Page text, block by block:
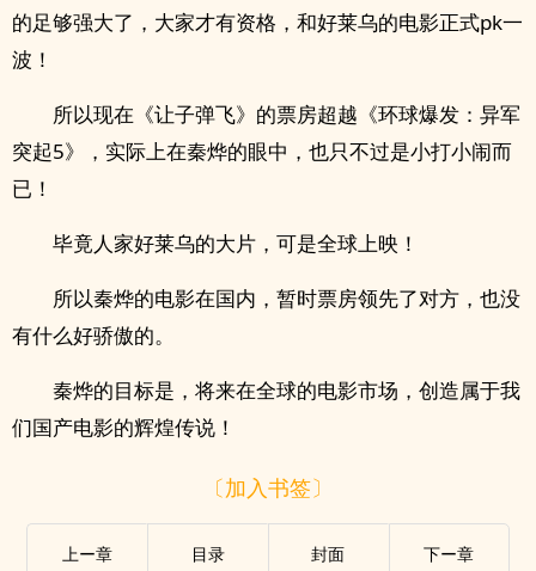
的足够强大了，大家才有资格，和好莱乌的电影正式pk一
波！
所以现在《让子弹飞》的票房超越《环球爆发：异军
突起5》，实际上在秦烨的眼中，也只不过是小打小闹而
已！
毕竟人家好莱乌的大片，可是全球上映！
所以秦烨的电影在国内，暂时票房领先了对方，也没
有什么好骄傲的。
秦烨的目标是，将来在全球的电影市场，创造属于我
们国产电影的辉煌传说！
〔加入书签〕
上ー章 目录 封面 下ー章